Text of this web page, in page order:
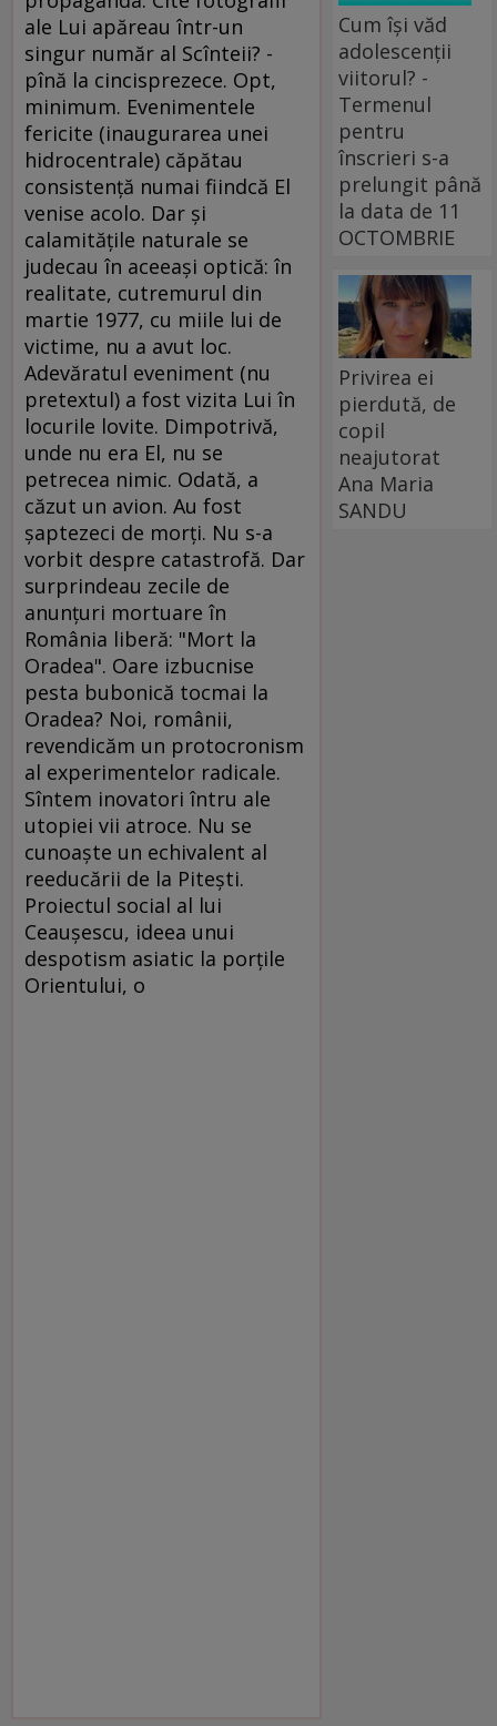
ale Lui apăreau într-un
singur număr al Scînteii? -
pînă la cincisprezece. Opt,
minimum. Evenimentele
fericite (inaugurarea unei
hidrocentrale) căpătau
consistenţă numai fiindcă El
venise acolo. Dar şi
calamităţile naturale se
judecau în aceeaşi optică: în
realitate, cutremurul din
martie 1977, cu miile lui de
victime, nu a avut loc.
Adevăratul eveniment (nu
pretextul) a fost vizita Lui în
locurile lovite. Dimpotrivă,
unde nu era El, nu se
petrecea nimic. Odată, a
căzut un avion. Au fost
şaptezeci de morţi. Nu s-a
vorbit despre catastrofă. Dar
surprindeau zecile de
anunţuri mortuare în
România liberă: "Mort la
Oradea". Oare izbucnise
pesta bubonică tocmai la
Oradea? Noi, românii,
revendicăm un protocronism
al experimentelor radicale.
Sîntem inovatori întru ale
utopiei vii atroce. Nu se
cunoaşte un echivalent al
reeducării de la Piteşti.
Proiectul social al lui
Ceauşescu, ideea unui
despotism asiatic la porţile
Orientului, o
Cum își văd
adolescenții
viitorul? -
Termenul
pentru
înscrieri s-a
prelungit până
la data de 11
OCTOMBRIE
Privirea ei
pierdută, de
copil
neajutorat
Ana Maria
SANDU